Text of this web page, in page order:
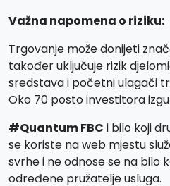
Važna napomena o riziku:
Trgovanje može donijeti
također uključuje rizik
sredstava i početni ulagači
Oko 70 posto investitora
#Quantum FBC i bilo koji
se koriste na web mjestu
svrhe i ne odnose se na bilo
određene pružatelje usluga.